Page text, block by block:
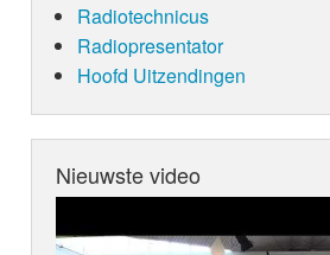
Radiotechnicus
Radiopresentator
Hoofd Uitzendingen
Nieuwste video